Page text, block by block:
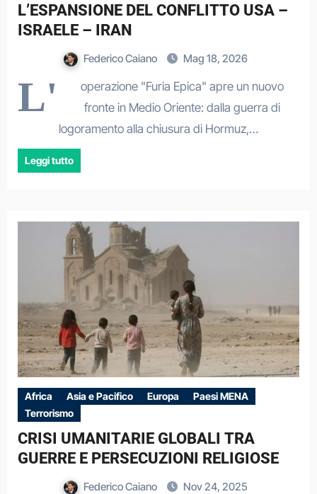
L’ESPANSIONE DEL CONFLITTO USA –
ISRAELE – IRAN
Federico Caiano Mag 18, 2026
L'
operazione "Furia Epica" apre un nuovo
fronte in Medio Oriente: dalla guerra di
logoramento alla chiusura di Hormuz,…
Leggi tutto
Africa Asia e Pacifico Europa
Paesi MENA
Terrorismo
CRISI UMANITARIE GLOBALI TRA
GUERRE E PERSECUZIONI RELIGIOSE
Federico Caiano Nov 24, 2025